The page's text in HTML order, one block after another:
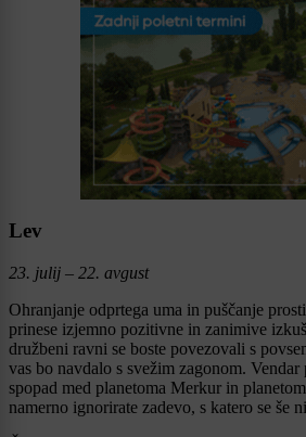
Lev
23. julij – 22. avgust
Ohranjanje odprtega uma in puščanje
prinese izjemno pozitivne in zanimive
družbeni ravni se boste povezovali s
vas bo navdalo s svežim zagonom. Vendar
spopad med planetoma Merkur in
namerno ignorirate zadevo, s katero se še